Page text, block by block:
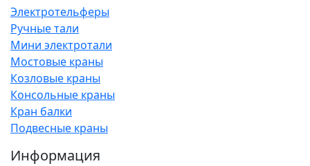
Электротельферы
Ручные тали
Мини электротали
Мостовые краны
Козловые краны
Консольные краны
Кран балки
Подвесные краны
Информация